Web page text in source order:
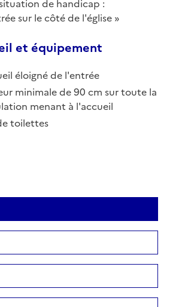
de handicap :
sur le côté de l'église
et équipement
éloigné de l'entrée
minimale de 90 cm sur toute la
menant à l'accueil
toilettes